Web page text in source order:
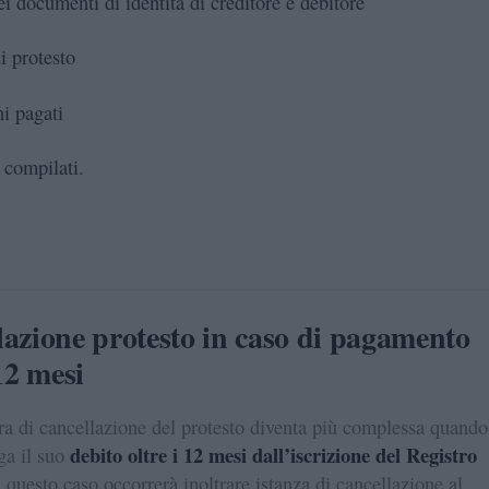
protesto
pagati
protesto in caso di pagamento
mesi
di cancellazione del protesto diventa più complessa
il suo debito oltre i 12 mesi dall’iscrizione del Registro
caso occorrerà inoltrare istanza di cancellazione al